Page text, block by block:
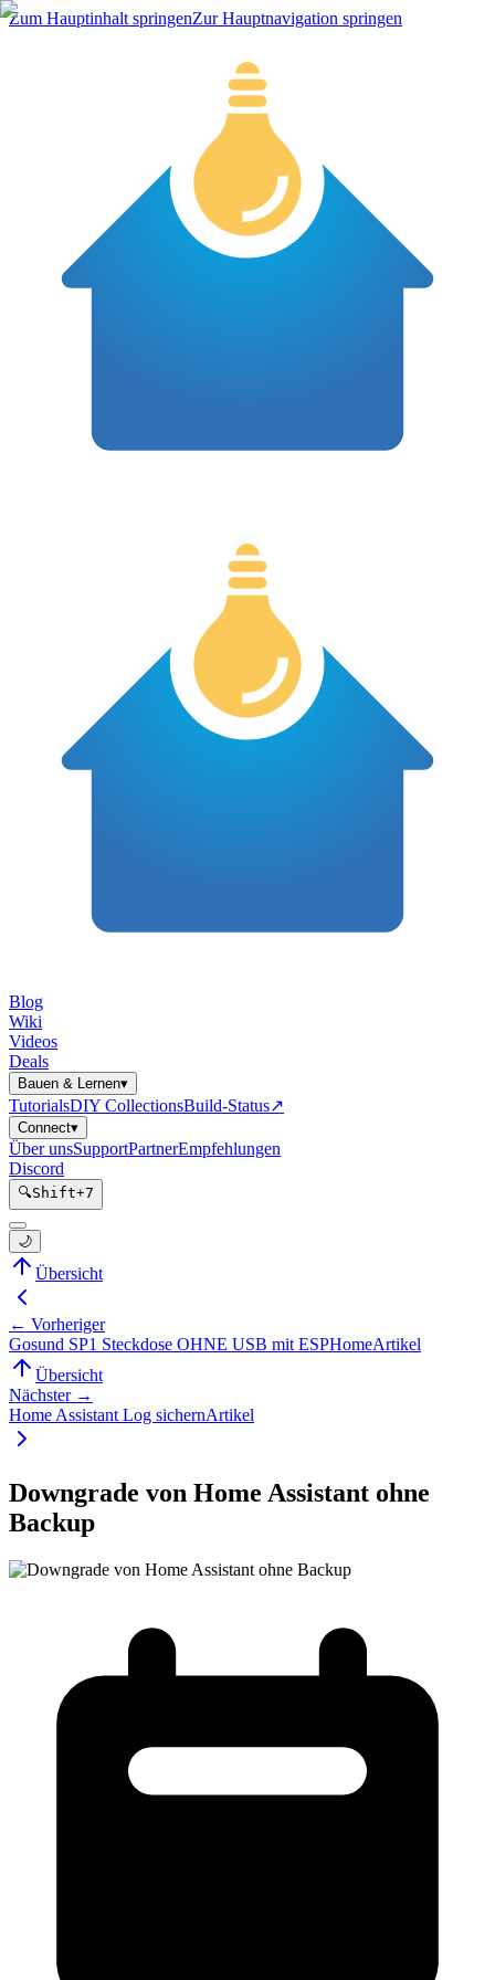
Zum Hauptinhalt springenZur Hauptnavigation springen
Blog
Wiki
Videos
Deals
Bauen & Lernen▾
TutorialsDIY CollectionsBuild-Status↗
Connect▾
Über unsSupportPartnerEmpfehlungen
Discord
🔍Shift+7
🌙
Übersicht
← Vorheriger
Gosund SP1 Steckdose OHNE USB mit ESPHomeArtikel
Übersicht
Nächster →
Home Assistant Log sichernArtikel
Downgrade von Home Assistant ohne
Backup